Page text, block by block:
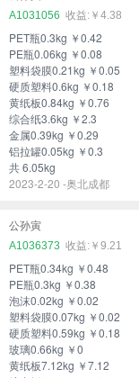
A1031056
￥4.38
PET瓶0.3kg ￥0.42
PE瓶0.06kg ￥0.08
塑料袋膜0.21kg ￥0.05
硬质塑料0.6kg ￥0.18
黄纸板0.84kg ￥0.76
综合纸3.6kg ￥2.3
金属0.39kg ￥0.29
铝拉罐0.05kg ￥0.3
共 6.05kg
2023-2-20 -奥北成都
公孙寅
A1036373
￥9.21
PET瓶0.34kg ￥0.48
PE瓶0.3kg ￥0.38
泡沫0.02kg ￥0.02
塑料袋膜0.07kg ￥0.02
硬质塑料0.59kg ￥0.18
玻璃0.66kg ￥0
黄纸板7.12kg ￥7.12